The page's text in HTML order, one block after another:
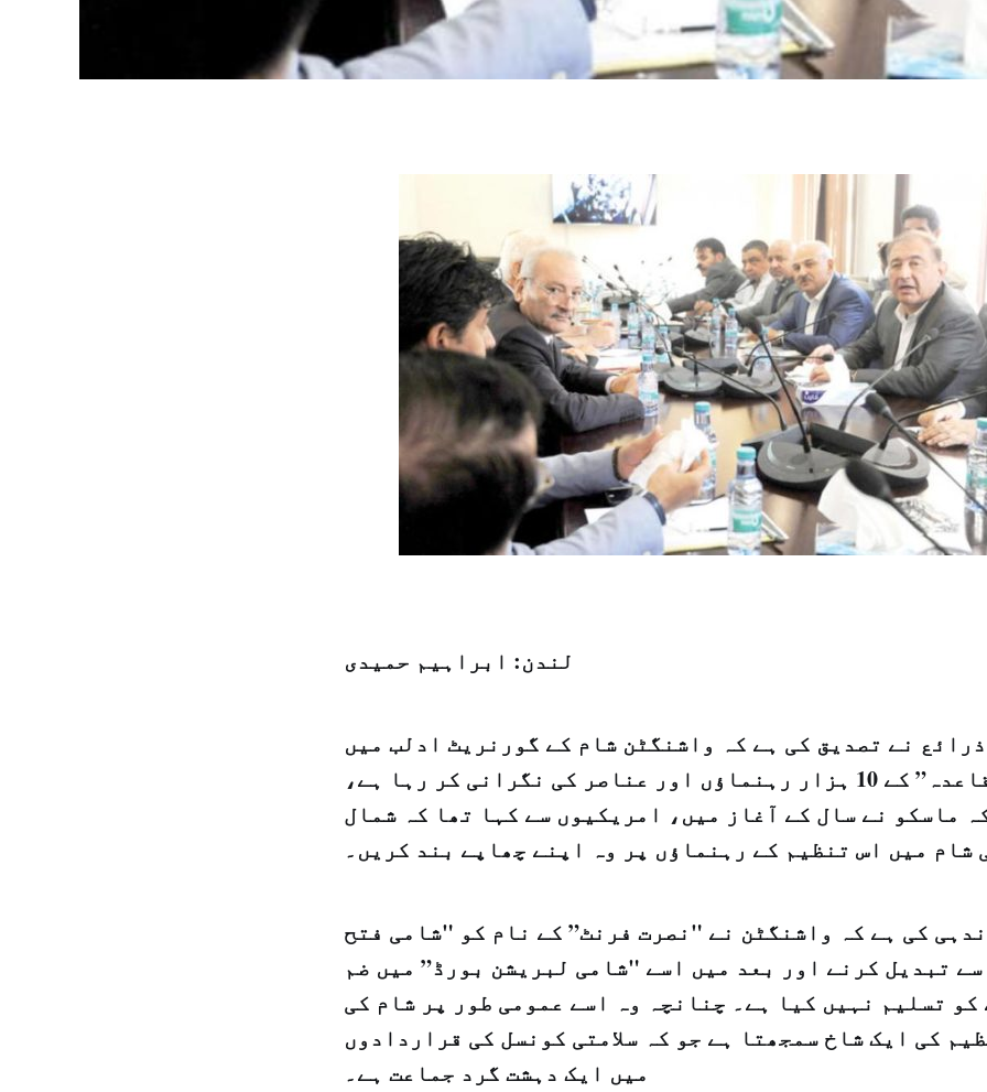
لندن: ابراہیم حميدی
ذرائع نے تصدیق کی ہے کہ واشنگٹن شام کے گورنریٹ ادلب میں
تنظیم "القاعدہ” کے 10 ہزار رہنماؤں اور عناصر کی نگرانی کر رہا ہے،
ماسکو نے سال کے آغاز میں، امریکیوں سے کہا تھا کہ شمال
شام میں اس تنظیم کے رہنماؤں پر وہ اپنے چھاپے بند کریں۔
کی ہے کہ واشنگٹن نے "نصرت فرنٹ” کے نام کو "شامی فتح
تبدیل کرنے اور بعد میں اسے "شامی لبریشن بورڈ” میں ضم
کو تسلیم نہیں کیا ہے۔ چنانچہ وہ اسے عمومی طور پر شام کی
کی ایک شاخ سمجھتا ہے جو کہ سلامتی کونسل کی قراردادوں
میں ایک دہشت گرد جماعت ہے۔